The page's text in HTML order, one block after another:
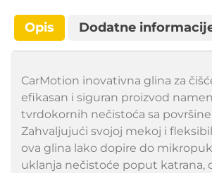
Opis Dodatne
CarMotion inovativna glina za
efikasan i siguran proizvod
tvrdokornih nečistoća sa površine
Zahvaljujući svojoj mekoj i
ova glina lako dopire do
uklanja nečistoće poput katrana,